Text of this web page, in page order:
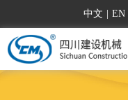
中文 EN